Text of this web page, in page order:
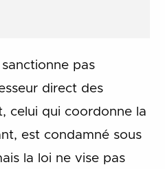
pas
direct des
celui qui coordonne la
est condamné sous
la loi ne vise pas